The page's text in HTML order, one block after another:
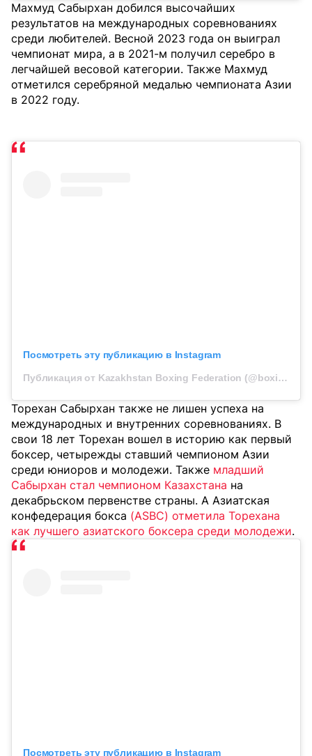
Махмуд Сабырхан добился высочайших
результатов на международных соревнованиях
среди любителей. Весной 2023 года он выиграл
чемпионат мира, а в 2021-м получил серебро в
легчайшей весовой категории. Также Махмуд
отметился серебряной медалью чемпионата Азии
в 2022 году.
Посмотреть эту публикацию в Instagram
Публикация от Kazakhstan Boxing Federation (@boxingkazakhstan)
Торехан Сабырхан также не лишен успеха на
международных и внутренних соревнованиях. В
свои 18 лет Торехан вошел в историю как первый
боксер, четырежды ставший чемпионом Азии
среди юниоров и молодежи. Также младший
Сабырхан стал чемпионом Казахстана на
декабрьском первенстве страны. А Азиатская
конфедерация бокса (ASBC) отметила Торехана
как лучшего азиатского боксера среди молодежи.
Посмотреть эту публикацию в Instagram